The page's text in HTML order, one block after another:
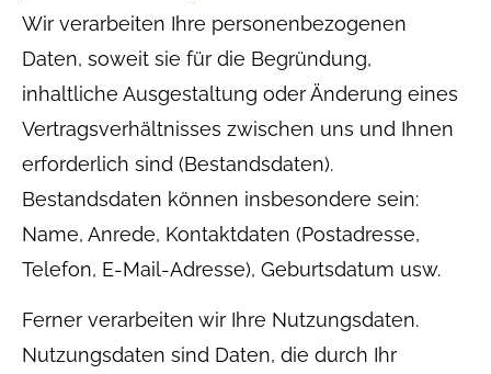
Wir verarbeiten Ihre personenbezogenen
Daten, soweit sie für die Begründung,
inhaltliche Ausgestaltung oder Änderung eines
Vertragsverhältnisses zwischen uns und Ihnen
erforderlich sind (Bestandsdaten).
Bestandsdaten können insbesondere sein:
Name, Anrede, Kontaktdaten (Postadresse,
Telefon, E-Mail-Adresse), Geburts­datum usw.
Ferner verarbeiten wir Ihre Nutzungsdaten.
Nutzungsdaten sind Daten, die durch Ihr